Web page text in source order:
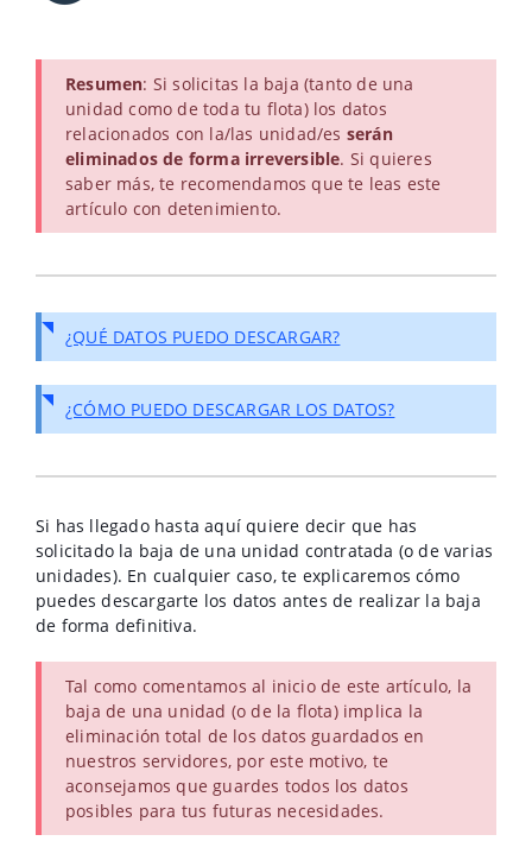
Resumen: Si solicitas la baja (tanto de una
unidad como de toda tu flota) los datos
relacionados con la/las unidad/es serán
eliminados de forma irreversible. Si quieres
saber más, te recomendamos que te leas este
artículo con detenimiento.
¿QUÉ DATOS PUEDO DESCARGAR?
¿CÓMO PUEDO DESCARGAR LOS DATOS?
Si has llegado hasta aquí quiere decir que has
solicitado la baja de una unidad contratada (o de varias
unidades). En cualquier caso, te explicaremos cómo
puedes descargarte los datos antes de realizar la baja
de forma definitiva.
Tal como comentamos al inicio de este artículo, la
baja de una unidad (o de la flota) implica la
eliminación total de los datos guardados en
nuestros servidores, por este motivo, te
aconsejamos que guardes todos los datos
posibles para tus futuras necesidades.